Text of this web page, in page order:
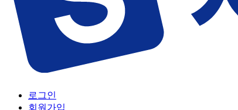
로그인
회원가입